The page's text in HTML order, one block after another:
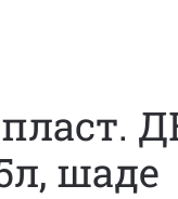
шаде